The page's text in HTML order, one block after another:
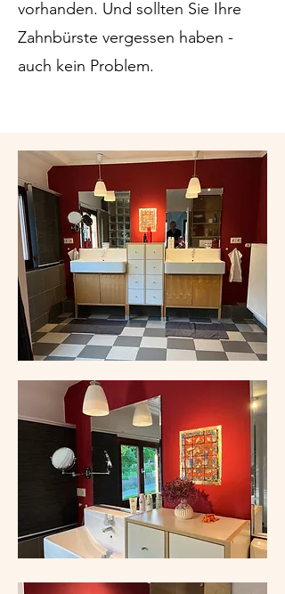
vorhanden. Und sollten Sie Ihre
Zahnbürste vergessen haben -
auch kein Problem.